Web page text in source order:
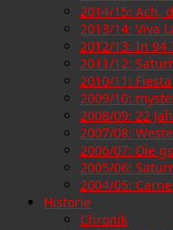
2014/15: Ach,
2013/14: Viva
2012/13: In 94
2011/12:
2010/11:
2009/10:
2008/09: 22
2007/08:
2006/07: Die
2005/06:
2004/05:
Historie
Chronik